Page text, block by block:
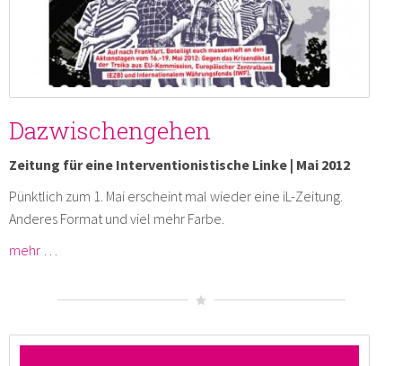
Dazwischengehen
Zeitung für eine Interventionistische Linke | Mai 2012
Pünktlich zum 1. Mai erscheint mal wieder eine iL-Zeitung.
Anderes Format und viel mehr Farbe.
mehr …